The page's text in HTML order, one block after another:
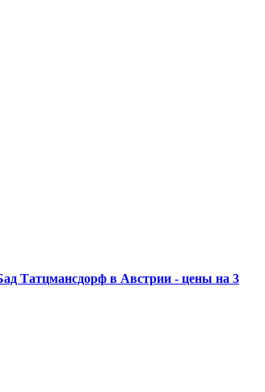
Татцмансдорф в Австрии - цены на 3